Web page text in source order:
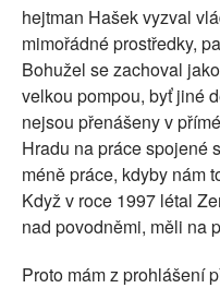
hejtman Hašek vyzval
mimořádné prostředky,
Bohužel se zachoval
velkou pompou, byť jiné
nejsou přenášeny v
Hradu na práce spojené
méně práce, kdyby nám
Když v roce 1997 létal
nad povodněmi, měli na
Proto mám z prohlášení